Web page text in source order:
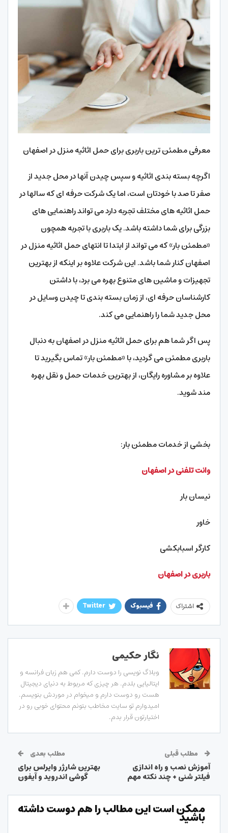
معرفی مطمئن ترین باربری برای حمل اثاثیه منزل در اصفهان
اگرچه بسته بندی اثاثیه و سپس چیدن آنها در محل جدید از
صفر تا صد با خودتان است، اما یک شرکت حرفه ای که سالها در
حمل اثاثیه های مختلف تجربه دارد می تواند راهنمایی های
بزرگی برای شما داشته باشد. یک باربری با تجربه همچون
«مطمئن بار» که می تواند از ابتدا تا انتهای حمل اثاثیه منزل در
اصفهان کنار شما باشد. این شرکت علاوه بر اینکه از بهترین
تجهیزات و ماشین های متنوع بهره می برد، با داشتن
کارشناسان حرفه ای، از زمان بسته بندی تا چیدن وسایل در
محل جدید شما را راهنمایی می کند.
پس اگر شما هم برای حمل اثاثیه منزل در اصفهان به دنبال
باربری مطمئن می گردید، با «مطمئن بار» تماس بگیرید تا
علاوه بر مشاوره رایگان، از بهترین خدمات حمل و نقل بهره
مند شوید.
بخشی از خدمات مطمئن بار:
وانت تلفنی در اصفهان
نیسان بار
خاور
کارگر اسبابکشی
باربری در اصفهان
اشتراک فیسبوک Twitter
نگار حکیمی
وبلاگ نویسی را دوست دارم. کمی هم زبان فرانسه و
ایتالیایی بلدم. هر چیزی که مربوط به دنیای دیجیتال
هست رو دوست دارم و میخوام در موردش بنویسم.
امیدوارم تو سایت مخاطب بتونم محتوای خوبی رو در
اختیارتون قرار بدم.
مطلب قبلی
آموزش نصب و راه اندازی
فیلتر شنی + چند نکته مهم
مطلب بعدی
بهترین شارژر وایرلس برای
گوشی اندروید و آیفون
ممکن است این مطالب را هم دوست داشته
باشید